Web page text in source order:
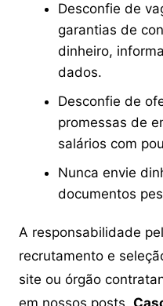
Desconfie de
garantias de
dinheiro,
dados.
Desconfie de
promessas de
salários com
Nunca envie
documentos
A responsabilidade
recrutamento e
site ou órgão